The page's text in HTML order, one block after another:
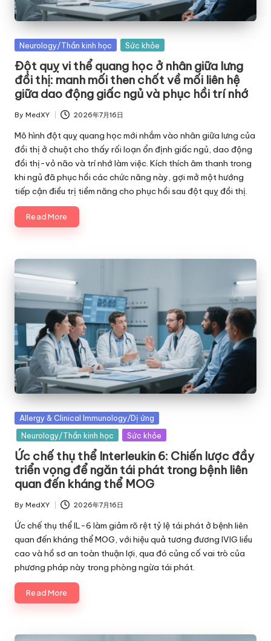
Posted
Neurology/Thần kinh học Sức khỏe
Đột quỵ vi thể quang học ở nhân giữa lưng
đồi thị: manh mối then chốt về mối liên hệ
giữa dao động giấc ngủ và phục hồi trí nhớ
Posted
by
By MedXY 2026年7月16日
Mô hình đột quỵ quang học mới nhắm vào nhân giữa lưng của
đồi thị ở chuột cho thấy rối loạn ổn định giấc ngủ, dao động
đồi thị-vỏ não và trí nhớ làm việc. Kích thích âm thanh trong
khi ngủ đã phục hồi các chức năng này, gợi mở một hướng
tiếp cận điều trị tiềm năng cho phục hồi sau đột quỵ đồi thị.
Read More
Posted
in
Allergy & Clinical Immunology/Dị ứng
Neurology/Thần kinh học
Sức khỏe
Ức chế thụ thể Interleukin 6: Chiến lược đầy
triển vọng để ngăn tái phát trong bệnh liên
quan đến kháng thể MOG
Posted
by
By MedXY 2026年7月16日
Ức chế thụ thể IL-6 làm giảm rõ rệt tỷ lệ tái phát ở bệnh liên
quan đến kháng thể MOG, với hiệu quả tương đương IVIG liều
cao và hồ sơ an toàn thuận lợi, qua đó củng cố vai trò của
phương pháp này trong phòng ngừa tái phát.
Read More